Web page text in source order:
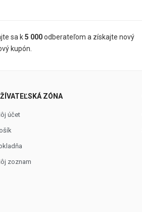
sa k5 000odberateľom a získajte nový
kupón.
ZÓNA
účet
zoznam